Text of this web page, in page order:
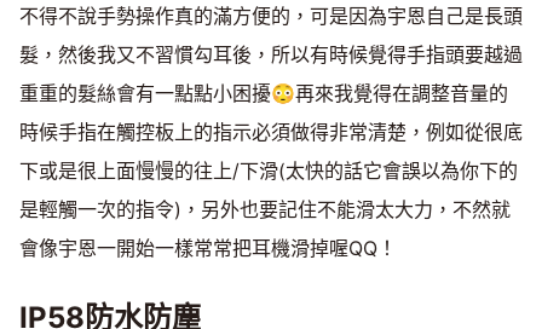
不得不說手勢操作真的滿方便的，可是因為宇恩自己是長頭
髮，然後我又不習慣勾耳後，所以有時候覺得手指頭要越過
重重的髮絲會有一點點小困擾😳再來我覺得在調整音量的
時候手指在觸控板上的指示必須做得非常清楚，例如從很底
下或是很上面慢慢的往上/下滑(太快的話它會誤以為你下的
是輕觸一次的指令)，另外也要記住不能滑太大力，不然就
會像宇恩一開始一樣常常把耳機滑掉喔QQ！
IP58防水防塵